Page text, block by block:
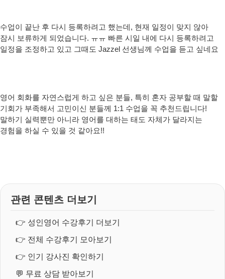
수업이 끝난 후 다시 등록하려고 했는데, 현재 일정이 맞지 않아
잠시 보류하게 되었습니다. ㅠㅠ 빠른 시일 내에 다시 등록하려고
일정을 조정하고 있고 그때도 Jazzel 선생님께 수업을 듣고 싶네요
영어 회화를 자연스럽게 하고 싶은 분들, 특히 혼자 공부할 때 말할
기회가 부족해서 고민이신 분들께 1:1 수업을 꼭 추천드립니다!
말하기 실력뿐만 아니라 영어를 대하는 태도 자체가 달라지는
경험을 하실 수 있을 것 같아요!!
관련 콘텐츠 더보기
👉 성인영어 수강후기 더보기
👉 전체 수강후기 모아보기
👉 인기 강사진 확인하기
💬 무료 상담 받아보기